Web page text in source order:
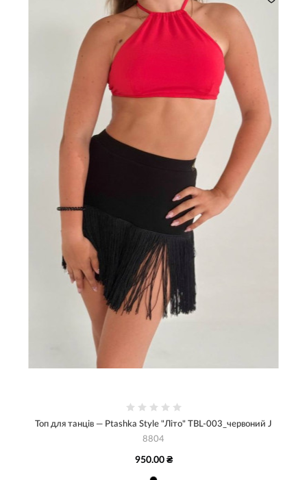
Топ для танців — Ptashka Style "Літо" TBL-003_червоний J
8804
950.00 ₴